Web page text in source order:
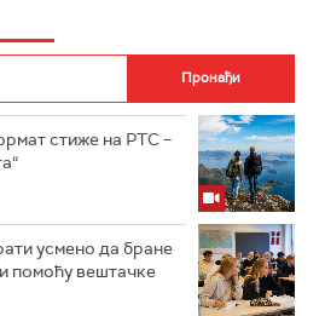
стиже на РТС –
усмено да бране
помоћу вештачке